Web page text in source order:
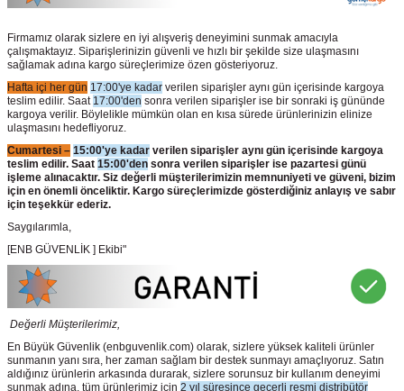
Firmamız olarak sizlere en iyi alışveriş deneyimini sunmak amacıyla
çalışmaktayız. Siparişlerinizin güvenli ve hızlı bir şekilde size ulaşmasını
sağlamak adına kargo süreçlerimize özen gösteriyoruz.
Hafta içi her gün 17:00'ye kadar verilen siparişler aynı gün içerisinde kargoya
teslim edilir. Saat 17:00'den sonra verilen siparişler ise bir sonraki iş gününde
kargoya verilir. Böylelikle mümkün olan en kısa sürede ürünlerinizin elinize
ulaşmasını hedefliyoruz.
Cumartesi – 15:00'ye kadar verilen siparişler aynı gün içerisinde kargoya
teslim edilir. Saat 15:00'den sonra verilen siparişler ise pazartesi günü
işleme alınacaktır. Siz değerli müşterilerimizin memnuniyeti ve güveni, bizim
için en önemli önceliktir. Kargo süreçlerimizde gösterdiğiniz anlayış ve sabır
için teşekkür ederiz.
Saygılarımla,
[ENB GÜVENLİK ] Ekibi"
Değerli Müşterilerimiz,
En Büyük Güvenlik (enbguvenlik.com) olarak, sizlere yüksek kaliteli ürünler
sunmanın yanı sıra, her zaman sağlam bir destek sunmayı amaçlıyoruz. Satın
aldığınız ürünlerin arkasında durarak, sizlere sorunsuz bir kullanım deneyimi
sunmak adına, tüm ürünlerimiz için 2 yıl süresince geçerli resmi distribütör